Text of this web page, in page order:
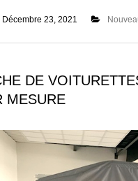
Décembre 23, 2021
DE
MESURE